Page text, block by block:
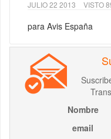
JULIO 22 2013 VISTO
para Avis España
Nombre
email